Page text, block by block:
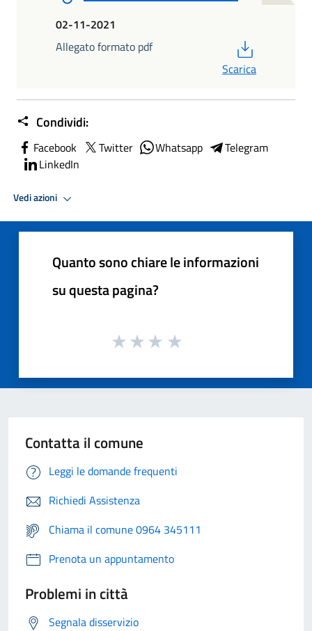
02-11-2021
Allegato formato pdf
Scarica
Condividi:
Facebook Twitter Whatsapp
Telegram
LinkedIn
Vedi azioni
Quanto sono chiare le informazioni
su questa pagina?
Contatta il comune
Leggi le domande frequenti
Richiedi Assistenza
Chiama il comune 0964 345111
Prenota un appuntamento
Problemi in città
Segnala disservizio